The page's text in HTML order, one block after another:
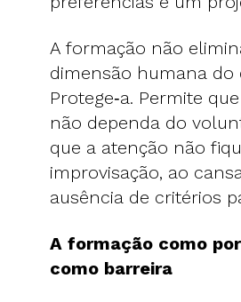
A formação não
dimensão humana do
Protege‑a. Permite
não dependa do
que a atenção não
improvisação, ao
ausência de critérios
A formação como
como barreira